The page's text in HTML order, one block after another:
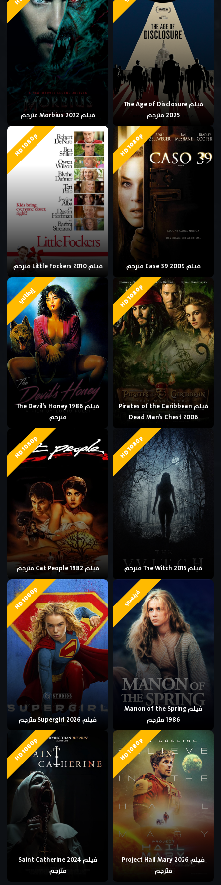
فيلم The Age of Disclosure
2025 مترجم
فيلم Morbius 2022 مترجم
HD 1080p
فيلم Case 39 2009 مترجم
HD 1080p
فيلم Little Fockers 2010 مترجم
HD 1080p
فيلم Pirates of the Caribbean
Dead Man’s Chest 2006
إيطالي
فيلم The Devil’s Honey 1986
مترجم
HD 1080p
فيلم The Witch 2015 مترجم
HD 1080p
فيلم Cat People 1982 مترجم
فرنسي
فيلم Manon of the Spring
1986 مترجم
HD 1080p
فيلم Supergirl 2026 مترجم
HD 1080p
فيلم Project Hail Mary 2026
مترجم
HD 1080p
فيلم Saint Catherine 2024
مترجم